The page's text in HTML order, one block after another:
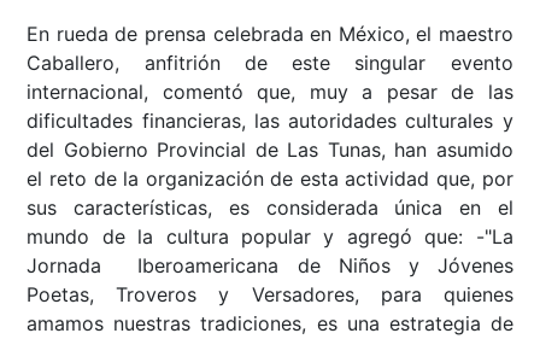
En rueda de prensa celebrada en México, el maestro
Caballero, anfitrión de este singular evento
internacional, comentó que, muy a pesar de las
dificultades financieras, las autoridades culturales y
del Gobierno Provincial de Las Tunas, han asumido
el reto de la organización de esta actividad que, por
sus características, es considerada única en el
mundo de la cultura popular y agregó que: -"La
Jornada Iberoamericana de Niños y Jóvenes
Poetas, Troveros y Versadores, para quienes
amamos nuestras tradiciones, es una estrategia de